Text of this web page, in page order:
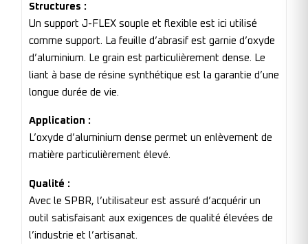
Structures :
Un support J-FLEX souple et flexible est ici utilisé
comme support. La feuille d’abrasif est garnie d’oxyde
d’aluminium. Le grain est particulièrement dense. Le
liant à base de résine synthétique est la garantie d’une
longue durée de vie.
Application :
L’oxyde d’aluminium dense permet un enlèvement de
matière particulièrement élevé.
Qualité :
Avec le SPBR, l’utilisateur est assuré d’acquérir un
outil satisfaisant aux exigences de qualité élevées de
l’industrie et l’artisanat.